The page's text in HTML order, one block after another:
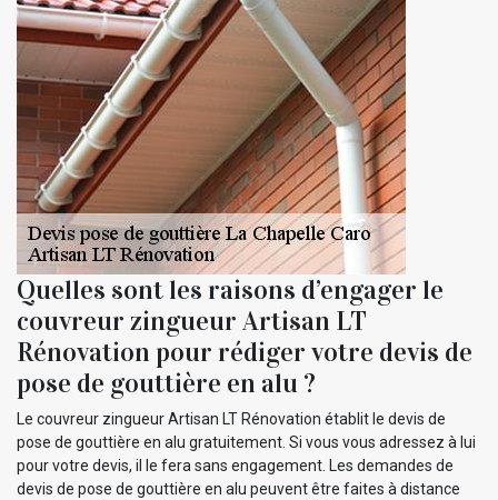
Quelles sont les raisons d’engager le
couvreur zingueur Artisan LT
Rénovation pour rédiger votre devis de
pose de gouttière en alu ?
Le couvreur zingueur Artisan LT Rénovation établit le devis de
pose de gouttière en alu gratuitement. Si vous vous adressez à lui
pour votre devis, il le fera sans engagement. Les demandes de
devis de pose de gouttière en alu peuvent être faites à distance